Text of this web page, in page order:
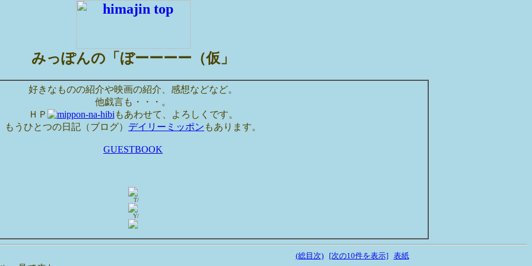
みっぽんの「ぼーーーー（仮」
好きなものの紹介や映画の紹介、感想などなど。
他戯言も・・・。
ＨＰ
もあわせて、よろしくです。
もうひとつの日記（ブログ） デイリーミッポン もあります。
GUESTBOOK
T/
Y/
(総目次) [次の10件を表示] 表紙